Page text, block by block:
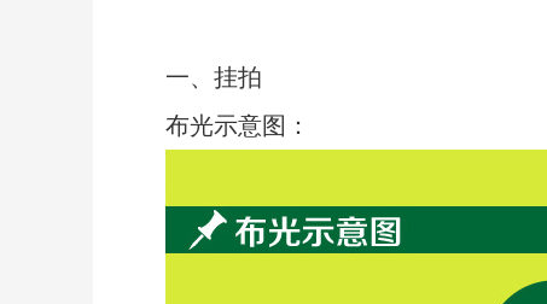
一、挂拍
布光示意图：